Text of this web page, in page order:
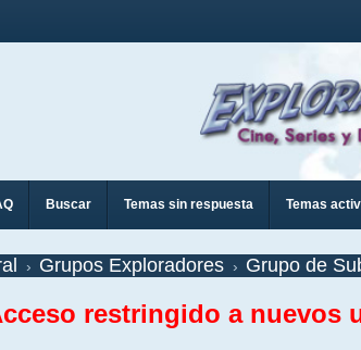
Buscar Temas sin respuesta Temas
Grupos Exploradores Grupo de
restringido a nuevos